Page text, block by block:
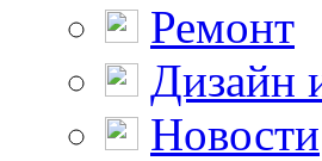
Ремонт
Дизайн
Новости